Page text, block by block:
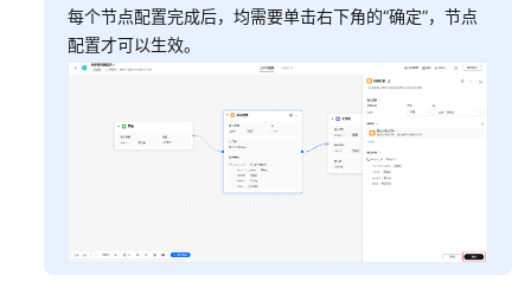
每个节点配置完成后，均需要单击右下角的“确定”，节点
配置才可以生效。